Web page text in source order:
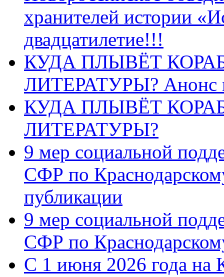
хранителей истории
двадцатилетие!!!
КУДА ПЛЫВЁТ
ЛИТЕРАТУРЫ? Анонс
КУДА ПЛЫВЁТ
ЛИТЕРАТУРЫ?
9 мер социальной
СФР по
публикации
9 мер социальной
СФР по
С 1 июня 2026 года на